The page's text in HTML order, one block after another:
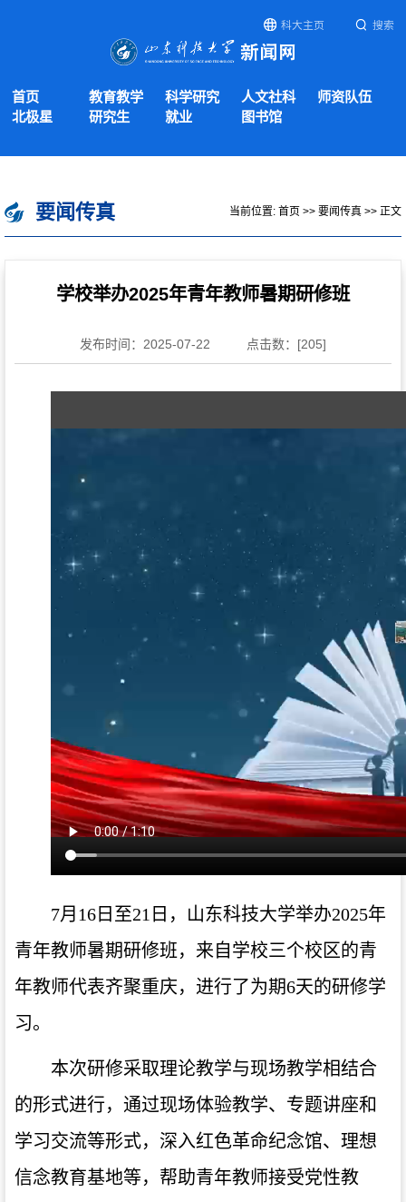
科大主页 搜索
首页 教育教学 科学研究 人文社科
师资队伍
北极星
研究生 就业 图书馆
要闻传真 当前位置: 首页 >> 要闻传真 >> 正文
学校举办2025年青年教师暑期研修班​
发布时间：2025-07-22 点击数：[205]
7月16日至21日，山东科技大学举办2025年
青年教师暑期研修班，来自学校三个校区的青
年教师代表齐聚重庆，进行了为期6天的研修学
习。
本次研修采取理论教学与现场教学相结合
的形式进行，通过现场体验教学、专题讲座和
学习交流等形式，深入红色革命纪念馆、理想
信念教育基地等，帮助青年教师接受党性教